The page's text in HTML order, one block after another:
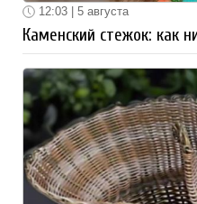
12:03 | 5 августа
Каменский стежок: как